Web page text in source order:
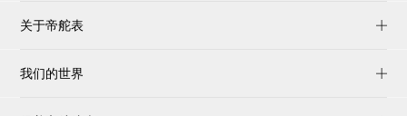
关于帝舵表
我们的世界